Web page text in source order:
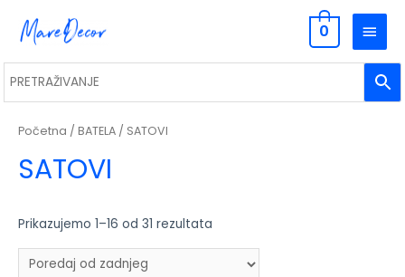
0
Početna / BATELA / SATOVI
SATOVI
Prikazujemo 1–16 od 31 rezultata